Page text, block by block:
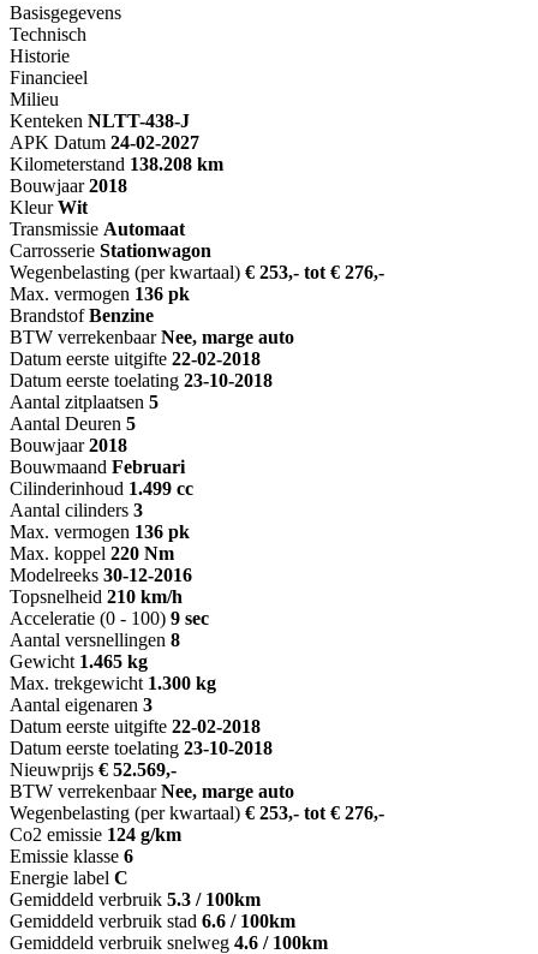
Basisgegevens
Technisch
Historie
Financieel
Milieu
Kenteken NLTT-438-J
APK Datum 24-02-2027
Kilometerstand 138.208 km
Bouwjaar 2018
Kleur Wit
Transmissie Automaat
Carrosserie Stationwagon
Wegenbelasting (per kwartaal) € 253,- tot € 276,-
Max. vermogen 136 pk
Brandstof Benzine
BTW verrekenbaar Nee, marge auto
Datum eerste uitgifte 22-02-2018
Datum eerste toelating 23-10-2018
Aantal zitplaatsen 5
Aantal Deuren 5
Bouwjaar 2018
Bouwmaand Februari
Cilinderinhoud 1.499 cc
Aantal cilinders 3
Max. vermogen 136 pk
Max. koppel 220 Nm
Modelreeks 30-12-2016
Topsnelheid 210 km/h
Acceleratie (0 - 100) 9 sec
Aantal versnellingen 8
Gewicht 1.465 kg
Max. trekgewicht 1.300 kg
Aantal eigenaren 3
Datum eerste uitgifte 22-02-2018
Datum eerste toelating 23-10-2018
Nieuwprijs € 52.569,-
BTW verrekenbaar Nee, marge auto
Wegenbelasting (per kwartaal) € 253,- tot € 276,-
Co2 emissie 124 g/km
Emissie klasse 6
Energie label C
Gemiddeld verbruik 5.3 / 100km
Gemiddeld verbruik stad 6.6 / 100km
Gemiddeld verbruik snelweg 4.6 / 100km